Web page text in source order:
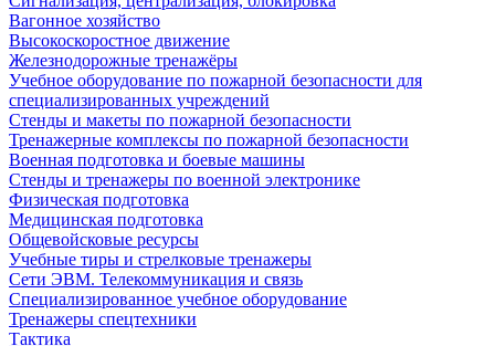
Вагонное хозяйство
Высокоскоростное движение
Железнодорожные тренажёры
Учебное оборудование по пожарной безопасности для
специализированных учреждений
Стенды и макеты по пожарной безопасности
Тренажерные комплексы по пожарной безопасности
Военная подготовка и боевые машины
Стенды и тренажеры по военной электронике
Физическая подготовка
Медицинская подготовка
Общевойсковые ресурсы
Учебные тиры и стрелковые тренажеры
Сети ЭВМ. Телекоммуникация и связь
Специализированное учебное оборудование
Тренажеры спецтехники
Тактика